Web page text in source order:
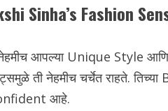
Sinha’s Fashion
नेहमीच आपल्या Unique Style
ती नेहमीच चर्चेत राहते.
आहे.